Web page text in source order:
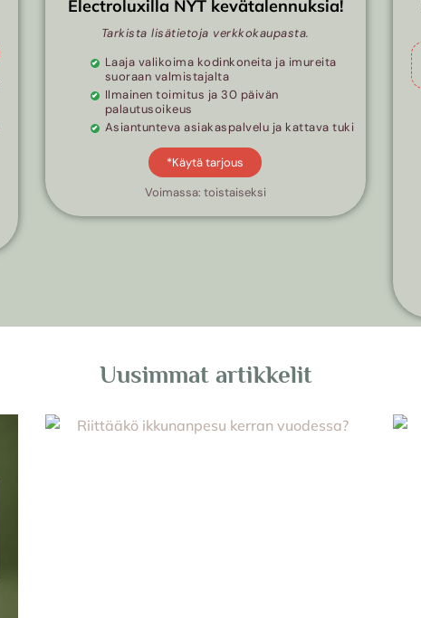
Electroluxilla NYT kevätalennuksia!
Tarkista lisätietoja verkkokaupasta.
Laaja valikoima kodinkoneita ja imureita
suoraan valmistajalta
Ilmainen toimitus ja 30 päivän
palautusoikeus
Asiantunteva asiakaspalvelu ja kattava tuki
*Käytä tarjous
Voimassa: toistaiseksi
Uusimmat artikkelit